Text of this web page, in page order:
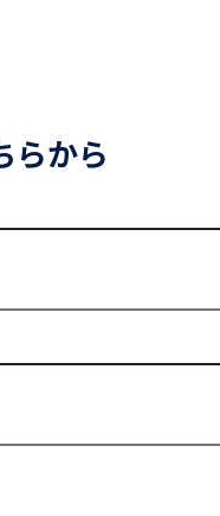
らから